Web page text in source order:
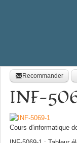
Recommander
INF-
Cours d'informatique